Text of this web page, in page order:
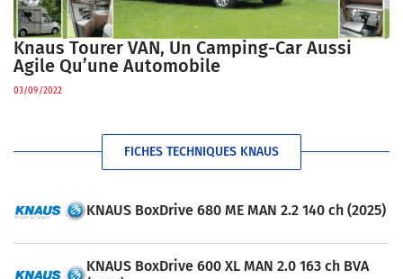
Knaus Tourer VAN, Un Camping-Car Aussi
Agile Qu’une Automobile
03/09/2022
FICHES TECHNIQUES KNAUS
KNAUS BoxDrive 680 ME MAN 2.2 140 ch (2025)
KNAUS BoxDrive 600 XL MAN 2.0 163 ch BVA